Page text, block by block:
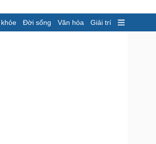
Đời sống Văn hóa Giải trí